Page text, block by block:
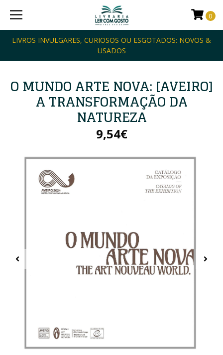
LIVROS INVULGARES, CURIOSOS OU ESGOTADOS: NOVOS &
USADOS
0
O MUNDO ARTE NOVA: [AVEIRO]
A TRANSFORMAÇÃO DA
NATUREZA
9,54€